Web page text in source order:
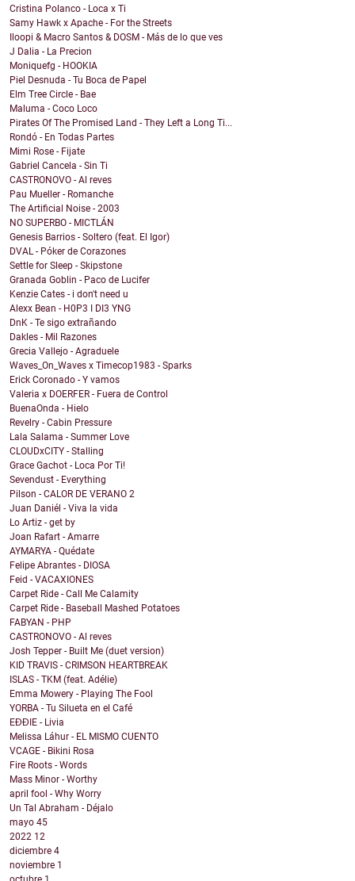
Cristina Polanco - Loca x Ti
Samy Hawk x Apache - For the Streets
Iloopi & Macro Santos & DOSM - Más de lo que ves
J Dalia - La Precion
Moniquefg - HOOKIA
Piel Desnuda - Tu Boca de Papel
Elm Tree Circle - Bae
Maluma - Coco Loco
Pirates Of The Promised Land - They Left a Long Ti...
Rondó - En Todas Partes
Mimi Rose - Fijate
Gabriel Cancela - Sin Ti
CASTRONOVO - Al reves
Pau Mueller - Romanche
The Artificial Noise - 2003
NO SUPERBO - MICTLÁN
Genesis Barrios - Soltero (feat. El Igor)
DVAL - Póker de Corazones
Settle for Sleep - Skipstone
Granada Goblin - Paco de Lucifer
Kenzie Cates - i don't need u
Alexx Bean - H0P3 I DI3 YNG
DnK - Te sigo extrañando
Dakles - Mil Razones
Grecia Vallejo - Agraduele
Waves_On_Waves x Timecop1983 - Sparks
Erick Coronado - Y vamos
Valeria x DOERFER - Fuera de Control
BuenaOnda - Hielo
Revelry - Cabin Pressure
Lala Salama - Summer Love
CLOUDxCITY - Stalling
Grace Gachot - Loca Por Ti!
Sevendust - Everything
Pilson - CALOR DE VERANO 2
Juan Daniél - Viva la vida
Lo Artiz - get by
Joan Rafart - Amarre
AYMARYA - Quédate
Felipe Abrantes - DIOSA
Feid - VACAXIONES
Carpet Ride - Call Me Calamity
Carpet Ride - Baseball Mashed Potatoes
FABYAN - PHP
CASTRONOVO - Al reves
Josh Tepper - Built Me (duet version)
KID TRAVIS - CRIMSON HEARTBREAK
ISLAS - TKM (feat. Adélie)
Emma Mowery - Playing The Fool
YORBA - Tu Silueta en el Café
EĐĐIE - Livia
Melissa Láhur - EL MISMO CUENTO
VCAGE - Bikini Rosa
Fire Roots - Words
Mass Minor - Worthy
april fool - Why Worry
Un Tal Abraham - Déjalo
mayo 45
2022 12
diciembre 4
noviembre 1